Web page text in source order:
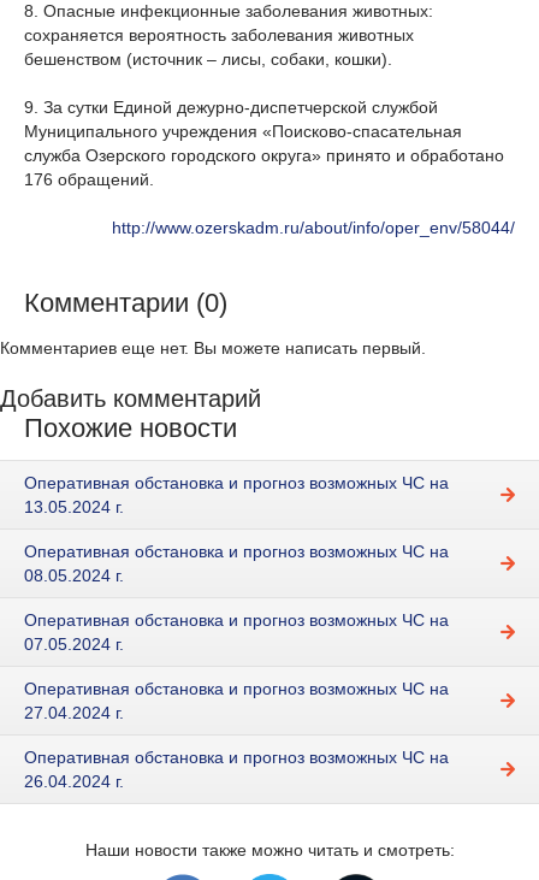
8. Опасные инфекционные заболевания животных:
сохраняется вероятность заболевания животных
бешенством (источник – лисы, собаки, кошки).
9. За сутки Единой дежурно-диспетчерской службой
Муниципального учреждения «Поисково-спасательная
служба Озерского городского округа» принято и обработано
176 обращений.
http://www.ozerskadm.ru/about/info/oper_env/58044/
Комментарии (0)
Комментариев еще нет. Вы можете написать первый.
Добавить комментарий
Похожие новости
Оперативная обстановка и прогноз возможных ЧС на
13.05.2024 г.
Оперативная обстановка и прогноз возможных ЧС на
08.05.2024 г.
Оперативная обстановка и прогноз возможных ЧС на
07.05.2024 г.
Оперативная обстановка и прогноз возможных ЧС на
27.04.2024 г.
Оперативная обстановка и прогноз возможных ЧС на
26.04.2024 г.
Наши новости также можно читать и смотреть: